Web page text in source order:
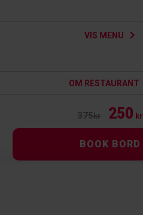
VIS MENU
OM RESTAURANT
375kr 250 kr
BOOK BORD